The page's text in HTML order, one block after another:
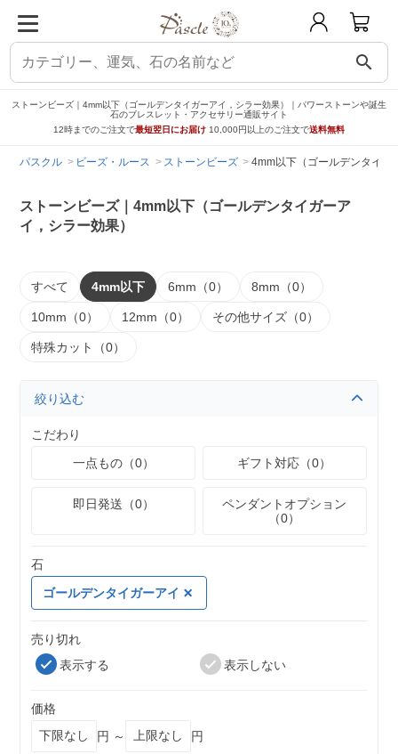
search
ストーンビーズ｜4mm以下（ゴールデンタイガーアイ，シラー効果）｜パワーストーンや誕生
石のブレスレット・アクセサリー通販サイト
12時までのご注文で最短翌日にお届け 10,000円以上のご注文で送料無料
パスクル ビーズ・ルース ストーンビーズ 4mm以下（ゴールデンタイガ
ストーンビーズ｜4mm以下（ゴールデンタイガーア
イ，シラー効果）
すべて 4mm以下 6mm（0） 8mm（0）
10mm（0） 12mm（0） その他サイズ（0）
特殊カット（0）
絞り込む
こだわり
一点もの（0）
ギフト対応（0）
即日発送（0）
ペンダントオプション
（0）
石
ゴールデンタイガーアイ
売り切れ
表示する
表示しない
価格
円 ～
円